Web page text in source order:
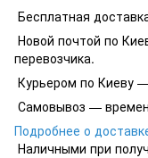
Бесплатная
Новой почтой по
перевозчика.
Курьером по Киеву
Самовывоз —
Подробнее о
Наличными при